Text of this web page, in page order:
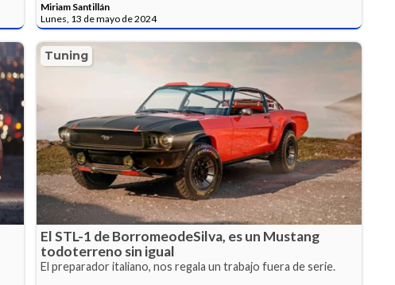
Miriam Santillán
Lunes, 13 de mayo de 2024
Tuning
El STL-1 de BorromeodeSilva, es un Mustang
todoterreno sin igual
El preparador italiano, nos regala un trabajo fuera de serie.